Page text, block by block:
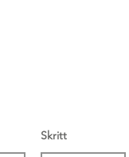
Skritt